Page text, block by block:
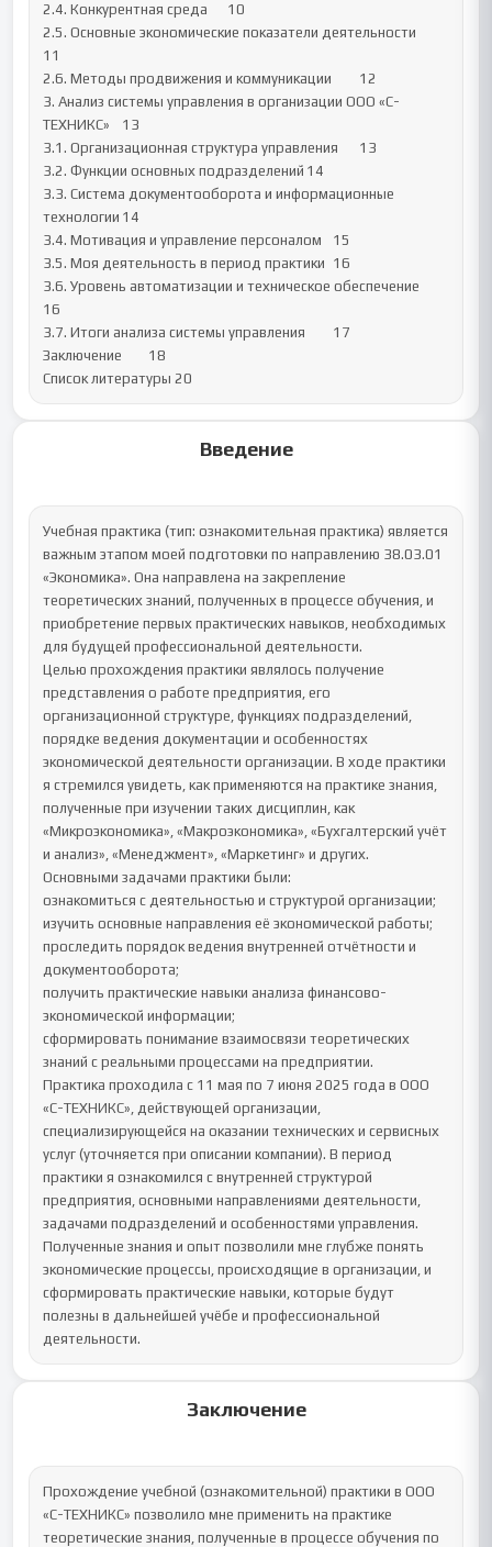
2.4. Конкурентная среда	10
2.5. Основные экономические показатели деятельности
11
2.6. Методы продвижения и коммуникации	12
3. Анализ системы управления в организации ООО «С-
ТЕХНИКС»	13
3.1. Организационная структура управления	13
3.2. Функции основных подразделений	14
3.3. Система документооборота и информационные
технологии	14
3.4. Мотивация и управление персоналом	15
3.5. Моя деятельность в период практики	16
3.6. Уровень автоматизации и техническое обеспечение
16
3.7. Итоги анализа системы управления	17
Заключение	18
Список литературы	20
Введение
Учебная практика (тип: ознакомительная практика) является
важным этапом моей подготовки по направлению 38.03.01
«Экономика». Она направлена на закрепление
теоретических знаний, полученных в процессе обучения, и
приобретение первых практических навыков, необходимых
для будущей профессиональной деятельности.
Целью прохождения практики являлось получение
представления о работе предприятия, его
организационной структуре, функциях подразделений,
порядке ведения документации и особенностях
экономической деятельности организации. В ходе практики
я стремился увидеть, как применяются на практике знания,
полученные при изучении таких дисциплин, как
«Микроэкономика», «Макроэкономика», «Бухгалтерский учёт
и анализ», «Менеджмент», «Маркетинг» и других.
Основными задачами практики были:
ознакомиться с деятельностью и структурой организации;
изучить основные направления её экономической работы;
проследить порядок ведения внутренней отчётности и
документооборота;
получить практические навыки анализа финансово-
экономической информации;
сформировать понимание взаимосвязи теоретических
знаний с реальными процессами на предприятии.
Практика проходила с 11 мая по 7 июня 2025 года в ООО
«С-ТЕХНИКС», действующей организации,
специализирующейся на оказании технических и сервисных
услуг (уточняется при описании компании). В период
практики я ознакомился с внутренней структурой
предприятия, основными направлениями деятельности,
задачами подразделений и особенностями управления.
Полученные знания и опыт позволили мне глубже понять
экономические процессы, происходящие в организации, и
сформировать практические навыки, которые будут
полезны в дальнейшей учёбе и профессиональной
деятельности.
Заключение
Прохождение учебной (ознакомительной) практики в ООО
«С-ТЕХНИКС» позволило мне применить на практике
теоретические знания, полученные в процессе обучения по